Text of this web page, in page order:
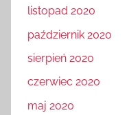
listopad 2020
październik 2020
sierpień 2020
czerwiec 2020
maj 2020